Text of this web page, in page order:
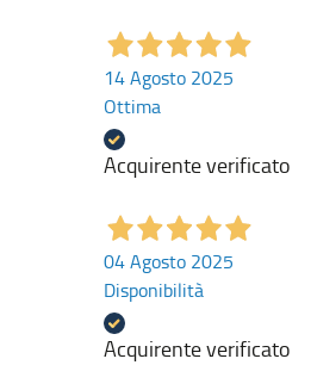
14 Agosto 2025
Ottima
Acquirente verificato
04 Agosto 2025
Disponibilità
Acquirente verificato